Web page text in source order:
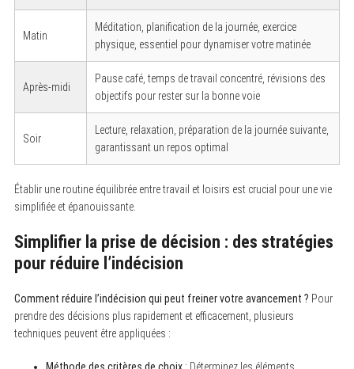
Matin
Méditation, planification de la journée, exercice
physique, essentiel pour dynamiser votre matinée
Après-midi
Pause café, temps de travail concentré, révisions des
objectifs pour rester sur la bonne voie
Soir
Lecture, relaxation, préparation de la journée suivante,
garantissant un repos optimal
Établir une routine équilibrée entre travail et loisirs est crucial pour une vie
simplifiée et épanouissante.
Simplifier la prise de décision : des stratégies
pour réduire l’indécision
Comment réduire l’indécision qui peut freiner votre avancement ? Pour
prendre des décisions plus rapidement et efficacement, plusieurs
techniques peuvent être appliquées :
Méthode des critères de choix: Déterminez les éléments
r